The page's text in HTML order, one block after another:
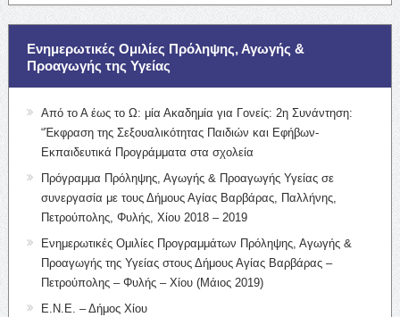
Ενημερωτικές Ομιλίες Πρόληψης, Αγωγής &
Προαγωγής της Υγείας
Από το Α έως το Ω: μία Ακαδημία για Γονείς: 2η Συνάντηση:
“Έκφραση της Σεξουαλικότητας Παιδιών και Εφήβων-
Εκπαιδευτικά Προγράμματα στα σχολεία
Πρόγραμμα Πρόληψης, Αγωγής & Προαγωγής Υγείας σε
συνεργασία με τους Δήμους Αγίας Βαρβάρας, Παλλήνης,
Πετρούπολης, Φυλής, Χίου 2018 – 2019
Ενημερωτικές Ομιλίες Προγραμμάτων Πρόληψης, Αγωγής &
Προαγωγής της Υγείας στους Δήμους Αγίας Βαρβάρας –
Πετρούπολης – Φυλής – Χίου (Μάιος 2019)
Ε.Ν.Ε. – Δήμος Χίου